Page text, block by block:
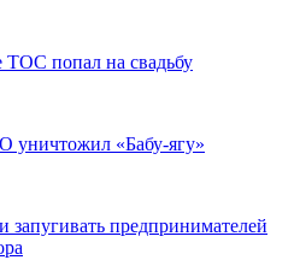
ТОС попал на свадьбу
уничтожил «Бабу-ягу»
предпринимателей